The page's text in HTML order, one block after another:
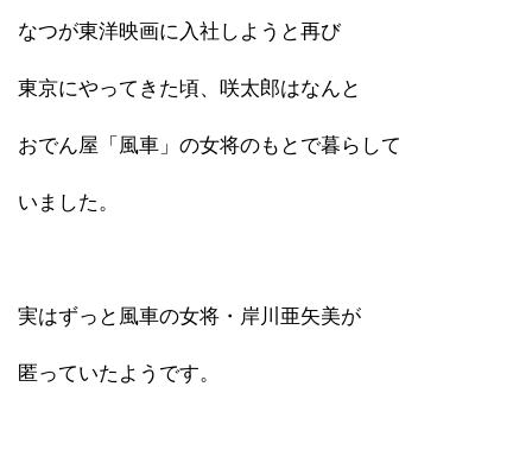
なつが東洋映画に入社しようと再び
東京にやってきた頃、咲太郎はなんと
おでん屋「風車」の女将のもとで暮らして
いました。
実はずっと風車の女将・岸川亜矢美が
匿っていたようです。